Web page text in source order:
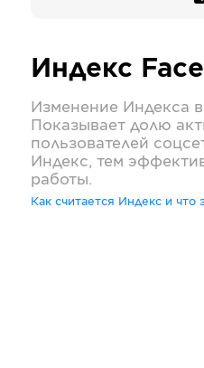
Индекс
Изменение Индекса в
Показывает долю
пользователей
Индекс, тем
работы.
Как считается Индекс и что